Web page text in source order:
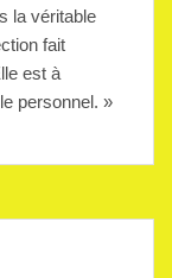
la véritable
fait
est à
personnel. »